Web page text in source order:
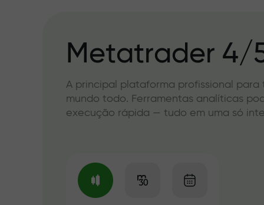
Metatrader 4/
A principal plataforma profissional para
mundo todo. Ferramentas analíticas
execução rápida — tudo em uma só